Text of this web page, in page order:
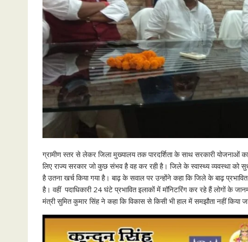
ग्रामीण स्तर से लेकर जिला मुख्यालय तक पारदर्शिता के साथ सरकारी
लिए राज्य सरकार जो कुछ संभव है वह कर रही है। जिले के स्वास्थ्य व्यवस्था को
है उतना खर्च किया गया है। बाढ़ के सवाल पर उन्होंने कहा कि जिले के बाढ़
है। वहीं पदाधिकारी 24 घंटे प्रभावित इलाकों में मॉनिटरिंग कर रहे हैं लोगों के
मंत्री सुमित कुमार सिंह ने कहा कि विकास से किसी भी हाल में समझौता नहीं किया